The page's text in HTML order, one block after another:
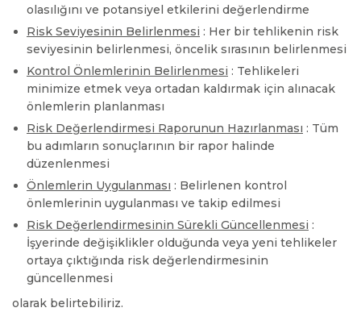
olasılığını ve potansiyel etkilerini değerlendirme
Risk Seviyesinin Belirlenmesi : Her bir tehlikenin risk
seviyesinin belirlenmesi, öncelik sırasının belirlenmesi
Kontrol Önlemlerinin Belirlenmesi : Tehlikeleri
minimize etmek veya ortadan kaldırmak için alınacak
önlemlerin planlanması
Risk Değerlendirmesi Raporunun Hazırlanması : Tüm
bu adımların sonuçlarının bir rapor halinde
düzenlenmesi
Önlemlerin Uygulanması : Belirlenen kontrol
önlemlerinin uygulanması ve takip edilmesi
Risk Değerlendirmesinin Sürekli Güncellenmesi :
İşyerinde değişiklikler olduğunda veya yeni tehlikeler
ortaya çıktığında risk değerlendirmesinin
güncellenmesi
olarak belirtebiliriz.